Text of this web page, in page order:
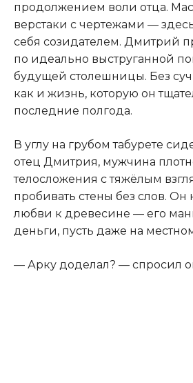
продолжением воли отца.
верстаки с чертежами —
себя созидателем. Дмитрий
по идеально выструганной
будущей столешницы. Без
как и жизнь, которую он
последние полгода.
В углу на грубом табурете
отец Дмитрия, мужчина
телосложения с тяжёлым
пробивать стены без слов. Он
любви к древесине — его
деньги, пусть даже на
— Арку доделал? — спросил